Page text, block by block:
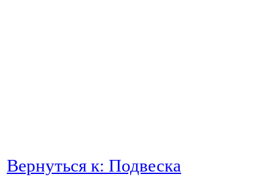
Вернуться к: Подвеска